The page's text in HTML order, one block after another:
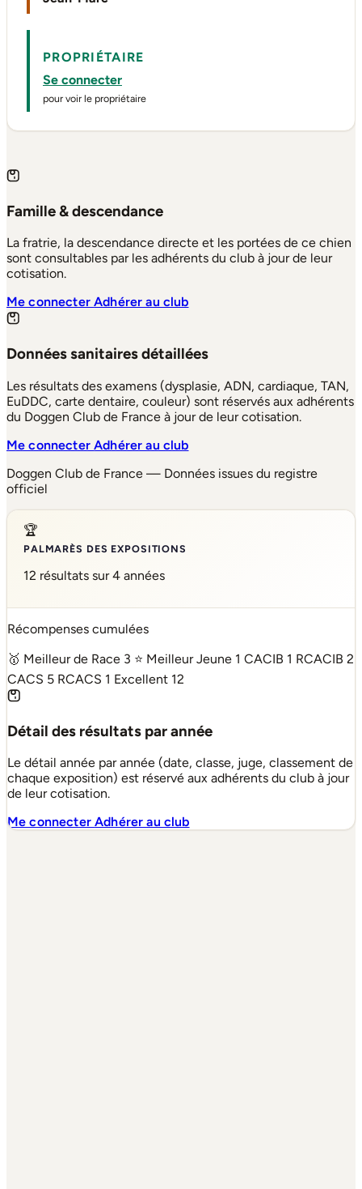
PROPRIÉTAIRE
Se connecter
pour voir le propriétaire
Famille & descendance
La fratrie, la descendance directe et les portées de ce chien
sont consultables par les adhérents du club à jour de leur
cotisation.
Me connecterAdhérer au club
Données sanitaires détaillées
Les résultats des examens (dysplasie, ADN, cardiaque, TAN,
EuDDC, carte dentaire, couleur) sont réservés aux adhérents
du Doggen Club de France à jour de leur cotisation.
Me connecterAdhérer au club
Doggen Club de France — Données issues du registre
officiel
🏆
PALMARÈS DES EXPOSITIONS
12 résultats sur 4 années
Récompenses cumulées
🥇 Meilleur de Race 3 ⭐ Meilleur Jeune 1 CACIB 1 RCACIB 2
CACS 5 RCACS 1 Excellent 12
Détail des résultats par année
Le détail année par année (date, classe, juge, classement de
chaque exposition) est réservé aux adhérents du club à jour
de leur cotisation.
Me connecterAdhérer au club